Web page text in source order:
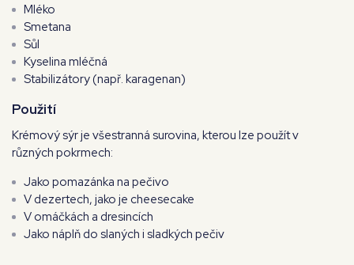
Mléko
Smetana
Sůl
Kyselina mléčná
Stabilizátory (např. karagenan)
Použití
Krémový sýr je všestranná surovina, kterou lze použít v
různých pokrmech:
Jako pomazánka na pečivo
V dezertech, jako je cheesecake
V omáčkách a dresincích
Jako náplň do slaných i sladkých pečiv